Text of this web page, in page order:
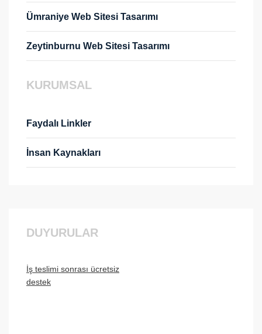
Ümraniye Web Sitesi Tasarımı
Zeytinburnu Web Sitesi Tasarımı
KURUMSAL
Faydalı Linkler
İnsan Kaynakları
DUYURULAR
İş teslimi sonrası ücretsiz
destek